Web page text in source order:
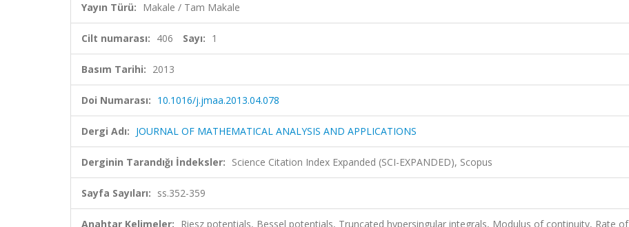
Yayın Türü: Makale / Tam Makale
Cilt numarası: 406 Sayı: 1
Basım Tarihi: 2013
Doi Numarası: 10.1016/j.jmaa.2013.04.078
Dergi Adı: JOURNAL OF MATHEMATICAL ANALYSIS AND APPLICATIONS
Derginin Tarandığı İndeksler: Science Citation Index Expanded (SCI-EXPANDED), Scopus
Sayfa Sayıları: ss.352-359
Anahtar Kelimeler: Riesz potentials, Bessel potentials, Truncated hypersingular integrals, Modulus of continuity, Rate of